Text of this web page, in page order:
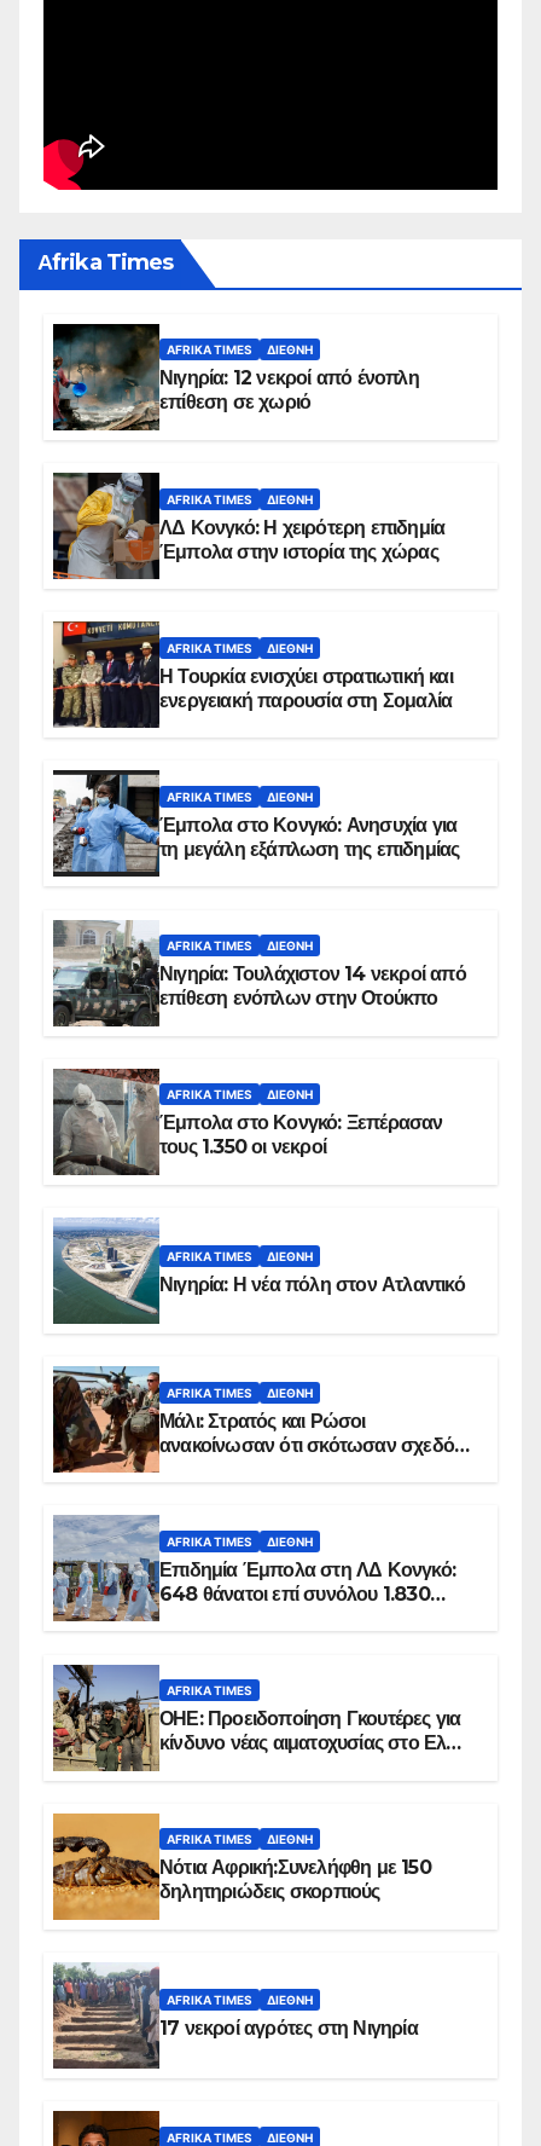
Αfrika Times
AFRIKA TIMES ΔΙΕΘΝΉ
Νιγηρία: 12 νεκροί από ένοπλη
επίθεση σε χωριό
AFRIKA TIMES ΔΙΕΘΝΉ
ΛΔ Κονγκό: Η χειρότερη επιδημία
Έμπολα στην ιστορία της χώρας
AFRIKA TIMES ΔΙΕΘΝΉ
Η Τουρκία ενισχύει στρατιωτική και
ενεργειακή παρουσία στη Σομαλία
AFRIKA TIMES ΔΙΕΘΝΉ
Έμπολα στο Κονγκό: Ανησυχία για
τη μεγάλη εξάπλωση της επιδημίας
AFRIKA TIMES ΔΙΕΘΝΉ
Νιγηρία: Τουλάχιστον 14 νεκροί από
επίθεση ενόπλων στην Οτούκπο
AFRIKA TIMES ΔΙΕΘΝΉ
Έμπολα στο Κονγκό: Ξεπέρασαν
τους 1.350 οι νεκροί
AFRIKA TIMES ΔΙΕΘΝΉ
Νιγηρία: Η νέα πόλη στον Ατλαντικό
AFRIKA TIMES ΔΙΕΘΝΉ
Μάλι: Στρατός και Ρώσοι
ανακοίνωσαν ότι σκότωσαν σχεδόν
AFRIKA TIMES ΔΙΕΘΝΉ
Επιδημία Έμπολα στη ΛΔ Κονγκό:
648 θάνατοι επί συνόλου 1.830
AFRIKA TIMES
ΟΗΕ: Προειδοποίηση Γκουτέρες για
κίνδυνο νέας αιματοχυσίας στο Ελ
AFRIKA TIMES ΔΙΕΘΝΉ
Νότια Αφρική:Συνελήφθη με 150
δηλητηριώδεις σκορπιούς
AFRIKA TIMES ΔΙΕΘΝΉ
17 νεκροί αγρότες στη Νιγηρία
AFRIKA TIMES ΔΙΕΘΝΉ